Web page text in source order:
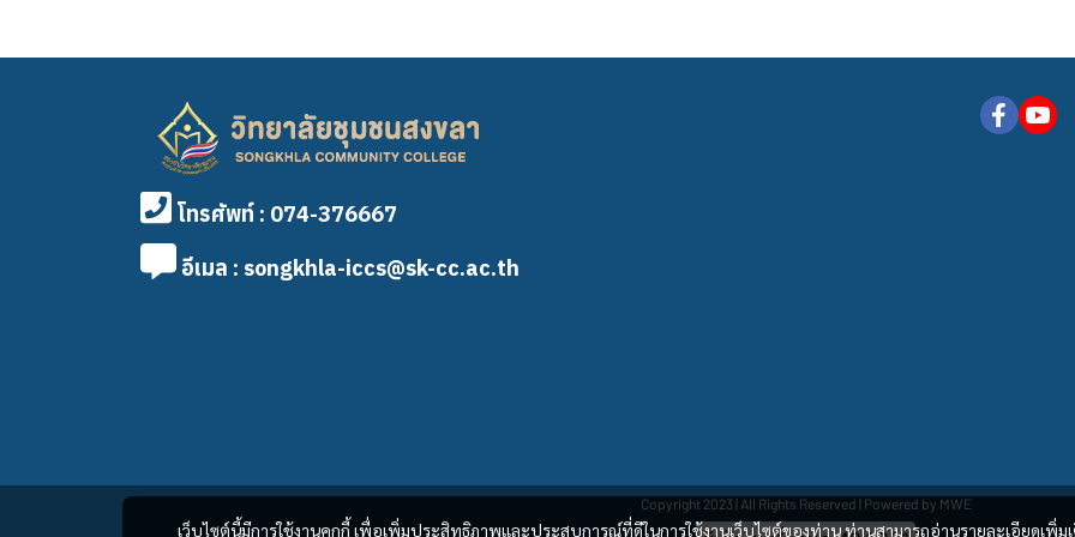
เว็บไซต์นี้มีการใช้งานคุกกี้ เพื่อเพิ่มประสิทธิภาพและประสบการณ์ที่ดีในการใช้งานเว็บไซต์ของท่าน ท่านสามารถอ่านรายละเอียดเพิ่ม
โทรศัพท์ : 074-376667
อีเมล : songkhla-iccs@sk-cc.ac.th
Copyright 2023 | All Rights Reserved | Powered by MWE